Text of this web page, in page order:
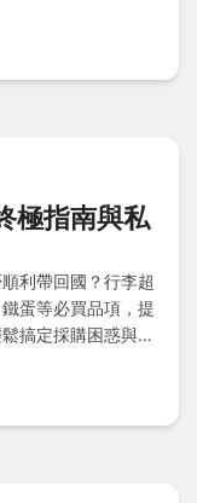
極指南與私
利帶回國？行李超
蛋等必買品項，提
搞定採購困惑與海